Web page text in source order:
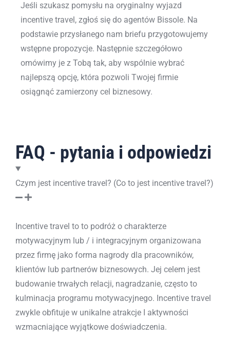
Jeśli szukasz pomysłu na oryginalny wyjazd
incentive travel, zgłoś się do agentów Bissole. Na
podstawie przysłanego nam briefu przygotowujemy
wstępne propozycje. Następnie szczegółowo
omówimy je z Tobą tak, aby wspólnie wybrać
najlepszą opcję, która pozwoli Twojej firmie
osiągnąć zamierzony cel biznesowy.
FAQ - pytania i odpowiedzi
Czym jest incentive travel? (Co to jest incentive travel?)
Incentive travel to to podróż o charakterze
motywacyjnym lub / i integracyjnym organizowana
przez firmę jako forma nagrody dla pracowników,
klientów lub partnerów biznesowych. Jej celem jest
budowanie trwałych relacji, nagradzanie, często to
kulminacja programu motywacyjnego. Incentive travel
zwykle obfituje w unikalne atrakcje I aktywności
wzmacniające wyjątkowe doświadczenia.